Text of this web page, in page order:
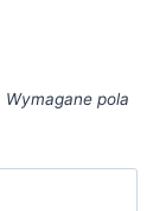
Wymagane pola